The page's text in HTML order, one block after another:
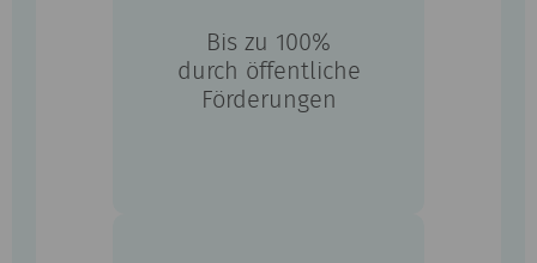
Bis zu 100%
durch öffentliche
Förderungen